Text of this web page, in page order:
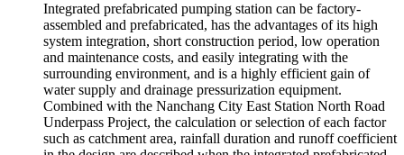
Integrated prefabricated pumping station can be factory-
assembled and prefabricated, has the advantages of its high
system integration, short construction period, low operation
and maintenance costs, and easily integrating with the
surrounding environment, and is a highly efficient gain of
water supply and drainage pressurization equipment.
Combined with the Nanchang City East Station North Road
Underpass Project, the calculation or selection of each factor
such as catchment area, rainfall duration and runoff coefficient